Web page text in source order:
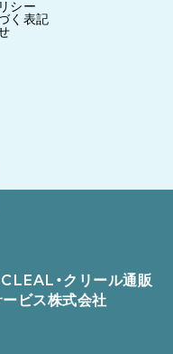
シー
く表記
・クリール通販
ビス株式会社